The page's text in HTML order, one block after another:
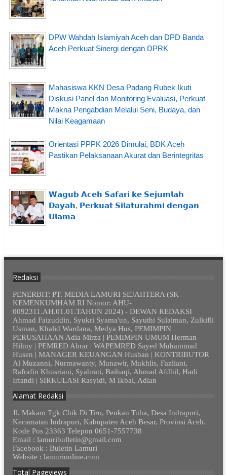
DPW Wahdah Islamiyah Aceh dan DPD Banda
Aceh Perkuat Sinergi dengan DPRK
Mahasiswa KKN Desa Padang Rubek Ikuti
Diskusi Panel dan Monitoring Evaluasi, Perkuat
Makna Pengabdian Melalui Seni, Budaya, dan
Nilai Keagamaan
Orientasi PPPK 2026 Dimulai, BDK Aceh
Pastikan Pelaksanaan Akurat dan Berintegritas
𝗪𝗮𝗴𝘂𝗯 𝗔𝗰𝗲𝗵 𝗦𝗮𝗳𝗮𝗿𝗶 𝗸𝗲 𝗦𝗲𝗷𝘂𝗺𝗹𝗮𝗵
𝗗𝗮𝘆𝗮𝗵, 𝗣𝗲𝗿𝗸𝘂𝗮𝘁 𝗦𝗶𝗹𝗮𝘁𝘂𝗿𝗮𝗵𝗺𝗶 𝗱𝗲𝗻𝗴𝗮𝗻
𝗨𝗹𝗮𝗺𝗮
Redaksi
PENERBIT: PT. MEDIA LAMURI SEJAHTERA (SK
KEMENKUMHAM RI Nomor: AHU-
0092311.AH.01.01.TAHUN 2024) - DEWAN REDAKSI
Ahmad Faizuddin, Syukri Syama'un, Sayuthi Sulaiman, Zulkifli
Usman, Khalid Wardana, Medya Hus, PEMIMPIN
PERUSAHAAN Adia Mirza | PEMIMPIN UMUM Herman
Hilmy | PEMRED Abrar | WAPEMRED Sayed Muhammad
Husen | MANAGER KEUANGAN Husban | KONTRIBUTOR
Al Muzanni, Nurmawanty, Munawir, Mukhlis, Fazliani,
Rafrafin Khusriani, Syahrati, Baihaqi, Ahmad Afdhil, Hadi
Irfandi | SIRKULASI Rasyidi, M Ikbal, Adlan
Alamat Redaksi
Jl. Makam Tgk Chik Di Tiro, Peukan Tuha, Desa Indrapuri,
Kecamatan Indrapuri, Kabupaten Aceh Besar, Provinsi Aceh.
Kode Pos 23363 Telepon 0651-7557738
Email : lamuribulletin@gmail.com
Facebook : Buletin Lamuri
Website : lamurionline.com
Total Pageviews